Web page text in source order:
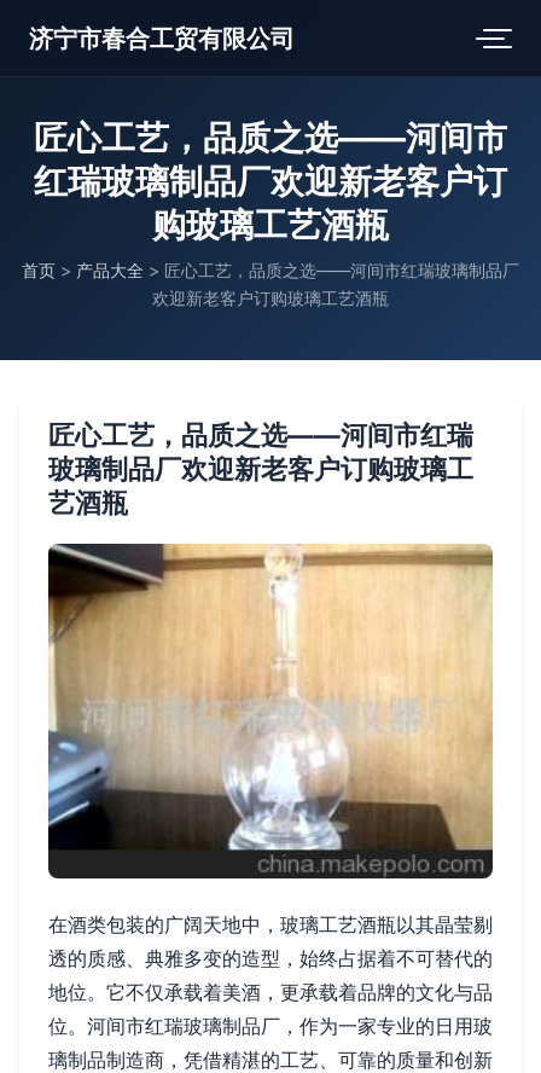
济宁市春合工贸有限公司
匠心工艺，品质之选——河间市
红瑞玻璃制品厂欢迎新老客户订
购玻璃工艺酒瓶
首页 > 产品大全 > 匠心工艺，品质之选——河间市红瑞玻璃制品厂
欢迎新老客户订购玻璃工艺酒瓶
匠心工艺，品质之选——河间市红瑞
玻璃制品厂欢迎新老客户订购玻璃工
艺酒瓶
在酒类包装的广阔天地中，玻璃工艺酒瓶以其晶莹剔
透的质感、典雅多变的造型，始终占据着不可替代的
地位。它不仅承载着美酒，更承载着品牌的文化与品
位。河间市红瑞玻璃制品厂，作为一家专业的日用玻
璃制品制造商，凭借精湛的工艺、可靠的质量和创新